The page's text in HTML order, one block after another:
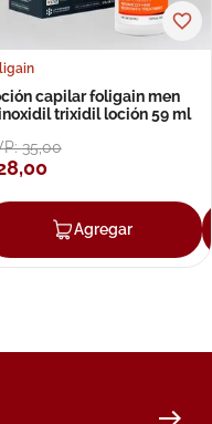
Agregar
capilar foligain men
trixidil loción 59 ml
35,00
,00
Agregar